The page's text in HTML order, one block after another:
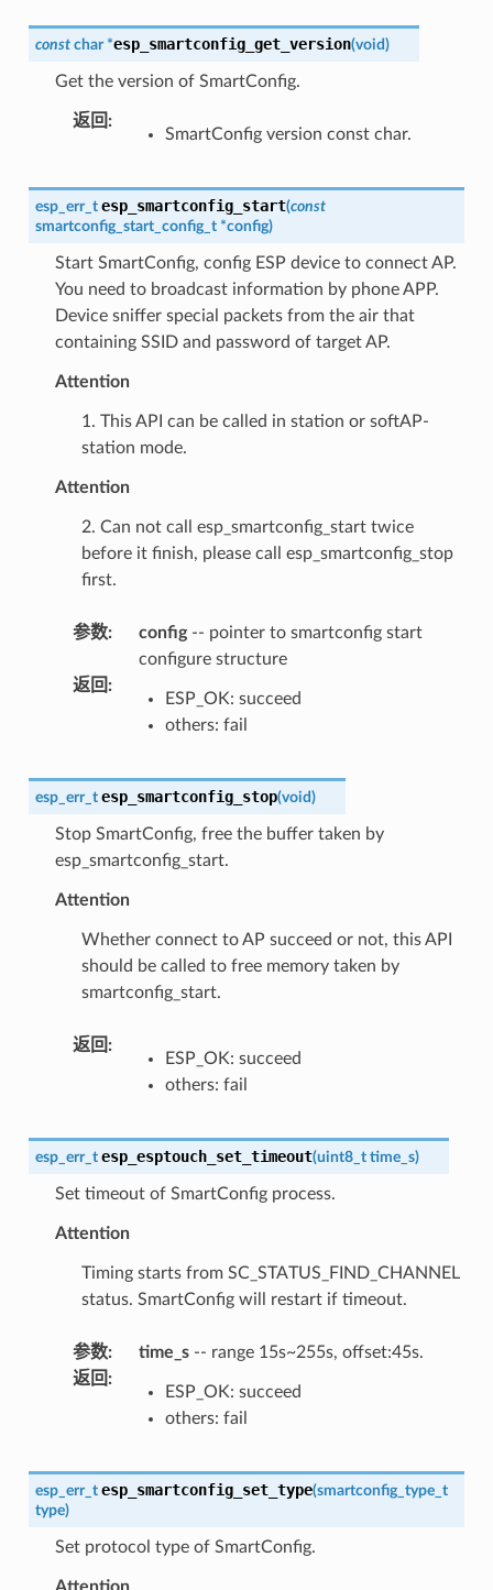
const char *esp_smartconfig_get_version(void)
Get the version of SmartConfig.
返回 :
SmartConfig version const char.
esp_err_t esp_smartconfig_start(const
smartconfig_start_config_t *config)
Start SmartConfig, config ESP device to connect AP.
You need to broadcast information by phone APP.
Device sniffer special packets from the air that
containing SSID and password of target AP.
Attention
1. This API can be called in station or softAP-
station mode.
Attention
2. Can not call esp_smartconfig_start twice
before it finish, please call esp_smartconfig_stop
first.
参数: config-- pointer to smartconfig start
configure structure
返回 :
ESP_OK: succeed
others: fail
esp_err_t esp_smartconfig_stop(void)
Stop SmartConfig, free the buffer taken by
esp_smartconfig_start.
Attention
Whether connect to AP succeed or not, this API
should be called to free memory taken by
smartconfig_start.
返回 :
ESP_OK: succeed
others: fail
esp_err_t esp_esptouch_set_timeout(uint8_t time_s)
Set timeout of SmartConfig process.
Attention
Timing starts from SC_STATUS_FIND_CHANNEL
status. SmartConfig will restart if timeout.
参数: time_s-- range 15s~255s, offset:45s.
返回 :
ESP_OK: succeed
others: fail
esp_err_t esp_smartconfig_set_type(smartconfig_type_t
type)
Set protocol type of SmartConfig.